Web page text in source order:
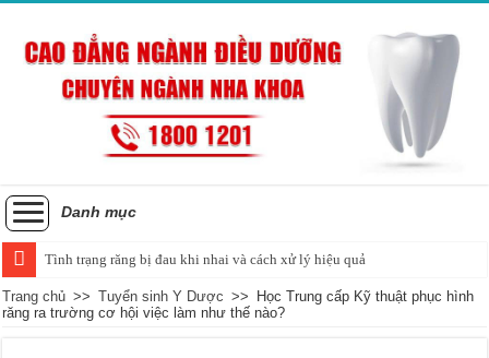
Danh mục
Tình trạng răng bị đau khi nhai và cách xử lý hiệu quả
Trang chủ >> Tuyển sinh Y Dược >>
Học Trung cấp Kỹ thuật phục hình
răng ra trường cơ hội việc làm như thế nào?